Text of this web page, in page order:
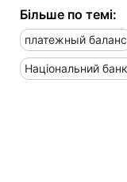
Більше по темі:
платежный баланс
Національний